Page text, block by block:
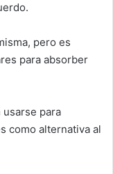
pero es
para absorber
usarse para
como alternativa al